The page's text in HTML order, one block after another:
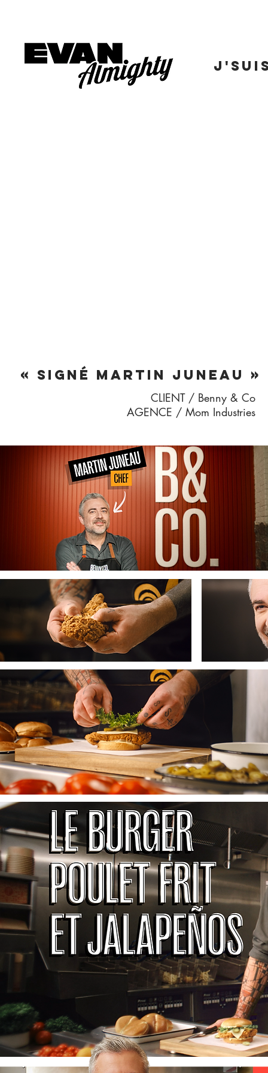
« SIGNÉ MARTIN JUNEAU »
CLIENT / Benny & Co
AGENCE / Mom Industries